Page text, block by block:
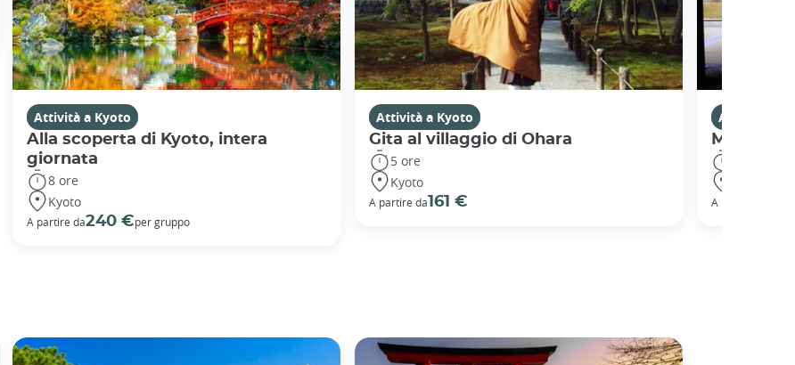
Attività a Kyoto
Alla scoperta di Kyoto, intera
giornata
8 ore
Kyoto
A partire da240 €per gruppo
Attività a Kyoto
Gita al villaggio di Ohara
5 ore
Kyoto
A partire da161 €
Attività a
A partire da